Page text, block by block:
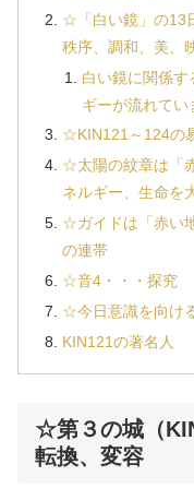
☆「白い鏡」の13
秩序、調和、美、
白い鏡に関係
ギーが流れてい
☆KIN121～124の
☆太陽の紋章は「
ネルギー、生命を
☆ガイドは「赤い
の連帯
☆音4・・・探究
☆今日意識を向け
KIN121の著名人
☆第３の城（
転換、変容